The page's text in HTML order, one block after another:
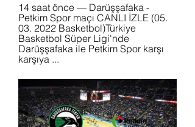
14 saat önce — Darüşşafaka -
Petkim Spor maçı CANLI İZLE (05.
03. 2022 Basketbol)Türkiye
Basketbol Süper Ligi'nde
Darüşşafaka ile Petkim Spor karşı
karşıya ...